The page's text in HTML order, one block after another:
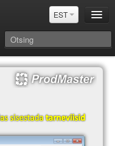
EST